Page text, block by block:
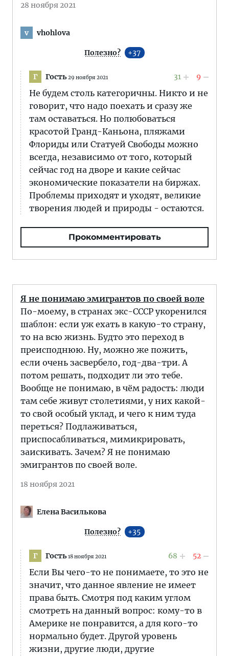
28 ноября 2021
v vhohlova
Полезно? 37
Г Гость29 ноября 2021 31 9
Не будем столь категоричны. Никто и не
говорит, что надо поехать и сразу же
там оставаться. Но полюбоваться
красотой Гранд-Каньона, пляжами
Флориды или Статуей Свободы можно
всегда, независимо от того, который
сейчас год на дворе и какие сейчас
экономические показатели на биржах.
Проблемы приходят и уходят, великие
творения людей и природы - остаются.
Прокомментировать
Я не понимаю эмигрантов по своей воле
По-моему, в странах экс-СССР укоренился
шаблон: если уж ехать в какую-то страну,
то на всю жизнь. Будто это переход в
преисподнюю. Ну, можно же пожить,
если очень засвербело, год-два-три. А
потом решать, подходит ли это тебе.
Вообще не понимаю, в чём радость: люди
там себе живут столетиями, у них какой-
то свой особый уклад, и чего к ним туда
переться? Подлаживаться,
приспосабливаться, мимикрировать,
заискивать. Зачем? Я не понимаю
эмигрантов по своей воле.
18 ноября 2021
Елена Василькова
Полезно? 35
Г Гость18 ноября 2021 68 52
Если Вы чего-то не понимаете, то это не
значит, что данное явление не имеет
права быть. Смотря под каким углом
смотреть на данный вопрос: кому-то в
Америке не понравится, а для кого-то
нормально будет. Другой уровень
жизни, другие люди, другие